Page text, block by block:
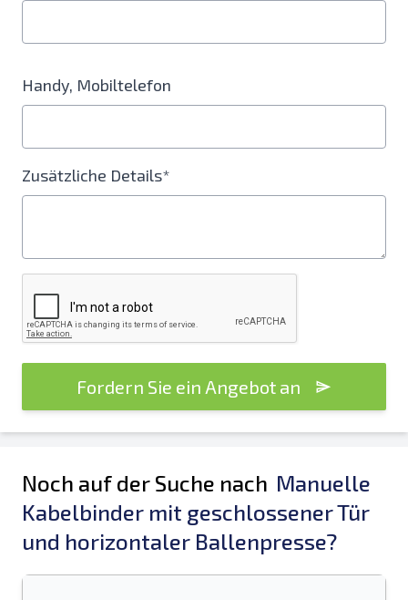
Handy, Mobiltelefon
Zusätzliche Details*
Fordern Sie ein Angebot an
Noch auf der Suche nach Manuelle
Kabelbinder mit geschlossener Tür
und horizontaler Ballenpresse?